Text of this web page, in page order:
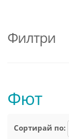
Филтри
Фют
Сортирай по: